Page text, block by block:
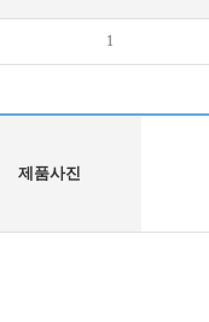
1
제품사진